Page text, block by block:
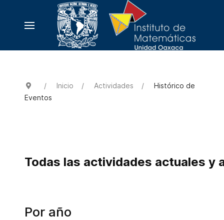
Inicio Actividades
Histórico de
Eventos
Todas las actividades actuales y
Por año